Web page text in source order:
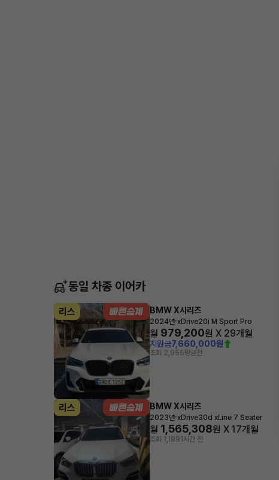
동일 차종 이어카
리스 BMW X시리즈
2024년·xDrive20i M Sport Pro
월 979,200원 X 29개월
지원금7,660,000원
조회 2,955방금전
리스 BMW X시리즈
2023년·xDrive30d xLine 7 Seater
월 1,565,308원 X 17개월
조회 1,1891시간 전